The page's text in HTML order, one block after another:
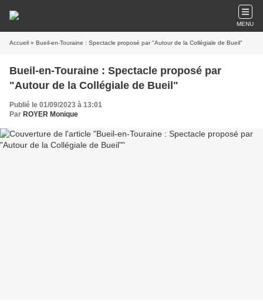
MENU
Accueil » Bueil-en-Touraine : Spectacle proposé par "Autour de la Collégiale de Bueil"
Bueil-en-Touraine : Spectacle proposé par
"Autour de la Collégiale de Bueil"
Publié le 01/09/2023 à 13:01
Par ROYER Monique